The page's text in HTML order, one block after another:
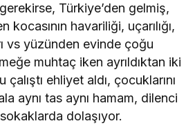
Türkiye’den gelmiş,
havariliği, uçarılığı,
vs yüzünden evinde çoğu
muhtaç iken ayrıldıktan iki
ehliyet aldı, çocuklarını
aynı tas aynı hamam, dilenci
dolaşıyor.